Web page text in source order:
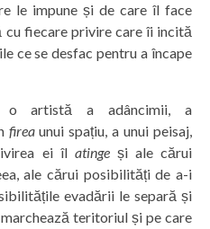
le impune și de care îl face
cu fiecare privire care îi incită
ce se desfac pentru a încape
o artistă a adâncimii, a
fireaunui spațiu, a unui peisaj,
ei îl atingeși ale cărui
ale cărui posibilități de a-i
evadării le separă și
teritoriul și pe care